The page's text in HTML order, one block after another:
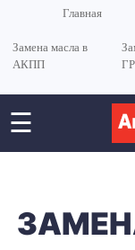
Главная
Замена масла в
АКПП
☰